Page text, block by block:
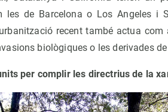
les de Barcelona o Los Angeles i
recent també actua
biològiques o les derivades
per complir les directrius de la